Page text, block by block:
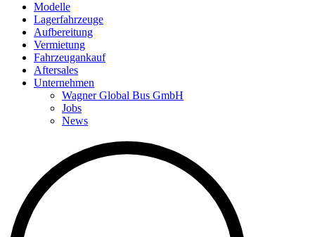
Modelle
Lagerfahrzeuge
Aufbereitung
Vermietung
Fahrzeugankauf
Aftersales
Unternehmen
Wagner Global Bus GmbH
Jobs
News